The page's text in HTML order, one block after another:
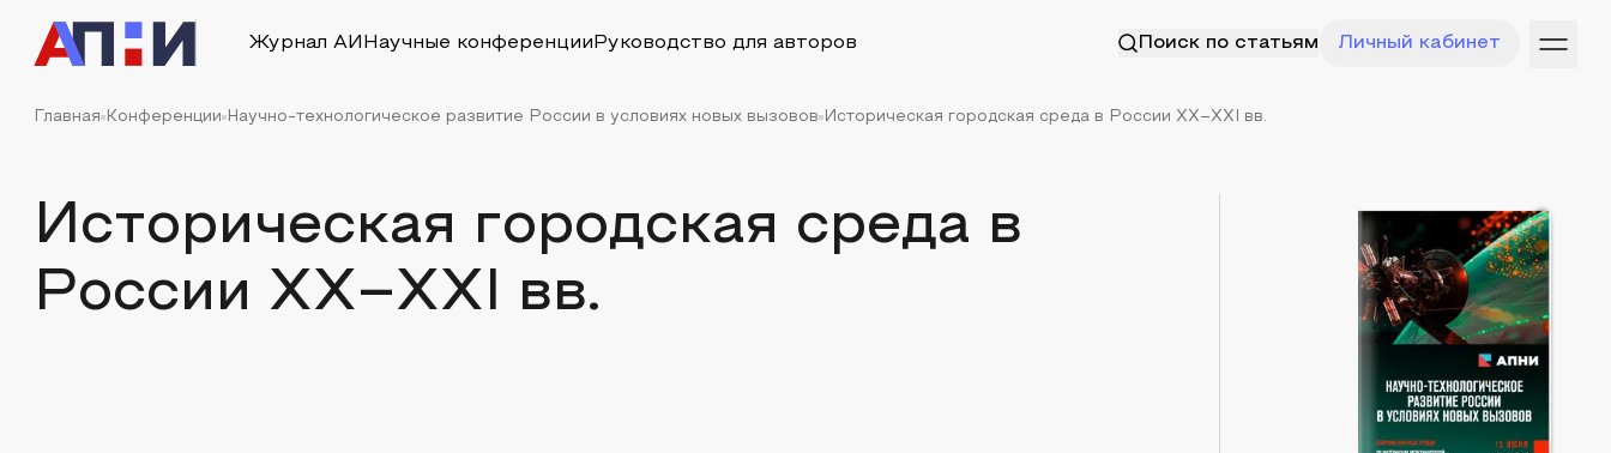
Журнал АИ Научные конференции Руководство для авторов Поиск по статьям Личный кабинет
Главная Конференции Научно-технологическое развитие России в условиях новых вызовов Историческая городская среда в России XX–XXI вв.
Историческая городская среда в
России XX–XXI вв.